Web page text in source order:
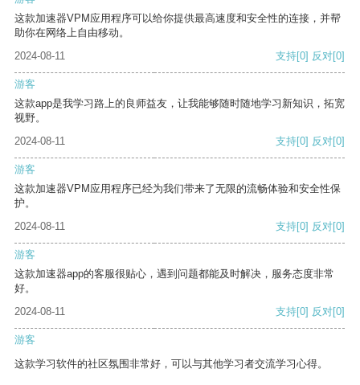
这款加速器VPM应用程序可以给你提供最高速度和安全性的连接，并帮
助你在网络上自由移动。
2024-08-11
支持[0] 反对[0]
游客
这款app是我学习路上的良师益友，让我能够随时随地学习新知识，拓宽
视野。
2024-08-11
支持[0] 反对[0]
游客
这款加速器VPM应用程序已经为我们带来了无限的流畅体验和安全性保
护。
2024-08-11
支持[0] 反对[0]
游客
这款加速器app的客服很贴心，遇到问题都能及时解决，服务态度非常
好。
2024-08-11
支持[0] 反对[0]
游客
这款学习软件的社区氛围非常好，可以与其他学习者交流学习心得。